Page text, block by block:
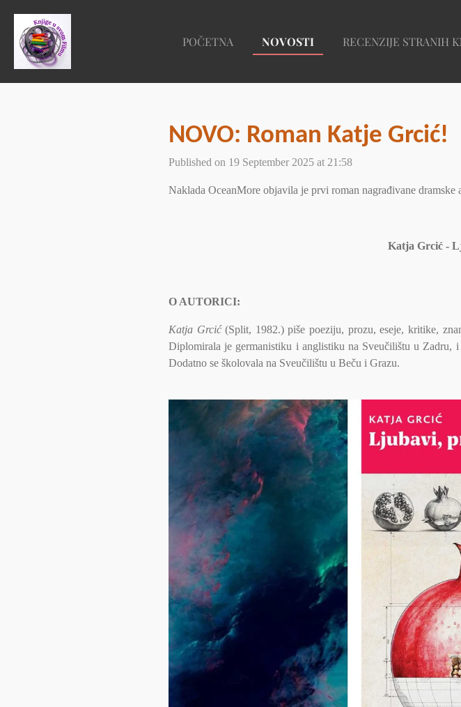
Skip
main
content
POČETNA NOVOSTI RECENZIJE STRANIH
NOVO: Roman Katje Grcić!
Published on 19 September 2025 at 21:58
Naklada OceanMore objavila je prvi roman nagrađivane
Katja Grcić -
O AUTORICI:
Katja Grcić(Split, 1982.) piše poeziju, prozu, eseje, kritike,
Diplomirala je germanistiku i anglistiku na Sveučilištu u Zadru,
Dodatno se školovala na Sveučilištu u Beču i Grazu.